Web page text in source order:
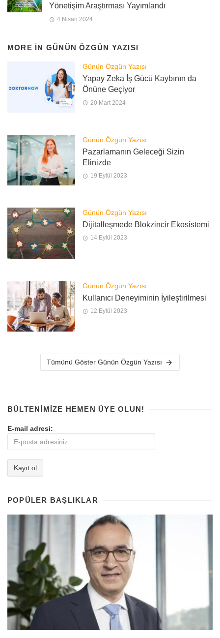
Yönetişim Araştırması Yayımlandı
4 Nisan 2024
MORE IN GÜNÜN ÖZGÜN YAZISI
Günün Özgün Yazısı
Yapay Zeka İş Gücü Kaybının da
Önüne Geçiyor
20 Mart 2024
Günün Özgün Yazısı
Pazarlamanın Geleceği Sizin
Elinizde
19 Eylül 2023
Günün Özgün Yazısı
Dijitalleşmede Blokzincir Ekosistemi
14 Eylül 2023
Günün Özgün Yazısı
Kullanıcı Deneyiminin İyileştirilmesi
12 Eylül 2023
Tümünü Göster Günün Özgün Yazısı
BÜLTENIMIZE HEMEN ÜYE OLUN!
E-mail adresi:
POPÜLER BAŞLIKLAR